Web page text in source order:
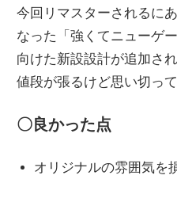
今回リマスターされるに
なった「強くてニューゲ
向けた新設設計が追加さ
値段が張るけど思い切っ
〇良かった点
オリジナルの雰囲気を